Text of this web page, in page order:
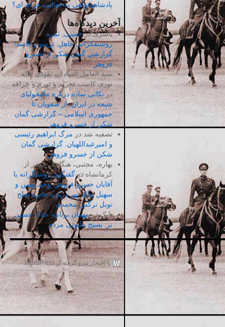
پادشاهیخواهی به فعالیت فرقه ای؟
آخرین دیدگاه‌ها
یاشریدرخمینی, ثمره
روشنفکرانی جاهل, ترسو و فاسد!
گزارشی گمان شکن از خسرو
فروهر
سید العامل السادات نفوذی هاله
نوری کاسب تحریم و تورم و خرافه
در نکاتی ساده درباره مالیخولیای
شیعه در ایران, از صفویان تا
جمهوری اسلامی – گزارشی گمان
شکن از خسرو فروهر
تصفیه شد در مرگ ابراهیم رئیسی
و امیرعبداللهیان. گزارشی گمان
شکن از خسرو فروهر
بهاره، مجتبی، هنگامه، جعفر از
کرمانشاه درگفتگوی روشنگرانه با
آقایان خسرو فروهر، وحید بهمن و
سهیل ملک پور درباره جایزه صلح
نوبل نرگس محمدی
بابکدرمهمان برنامه جناب حسین
بر: بسیج ملیونی مردم
با افتخار نیرو گرفته از WordPress.